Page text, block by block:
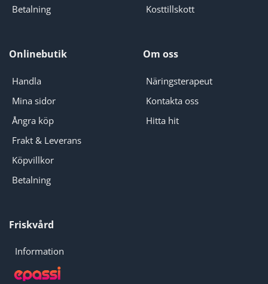
Betalning
Kosttillskott
Onlinebutik
Handla
Mina sidor
Ångra köp
Frakt & Leverans
Köpvillkor
Betalning
Om oss
Näringsterapeut
Kontakta oss
Hitta hit
Friskvård
Information